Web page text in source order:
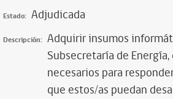
Estado: Adjudicada
Descripción: Adquirir insumos
Subsecretaría de
necesarios para
que estos/as puedan